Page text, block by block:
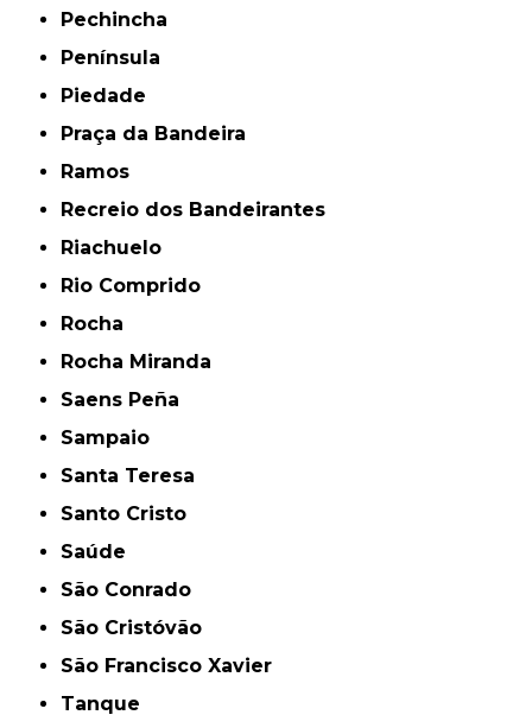
Pechincha
Península
Piedade
Praça da Bandeira
Ramos
Recreio dos Bandeirantes
Riachuelo
Rio Comprido
Rocha
Rocha Miranda
Saens Peña
Sampaio
Santa Teresa
Santo Cristo
Saúde
São Conrado
São Cristóvão
São Francisco Xavier
Tanque